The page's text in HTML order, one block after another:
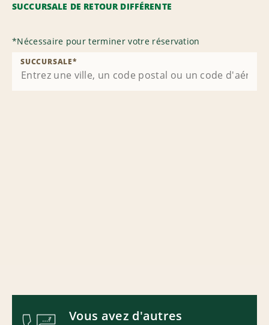
SUCCURSALE DE RETOUR DIFFÉRENTE
*Nécessaire pour terminer votre réservation
SUCCURSALE*
Vous avez d'autres